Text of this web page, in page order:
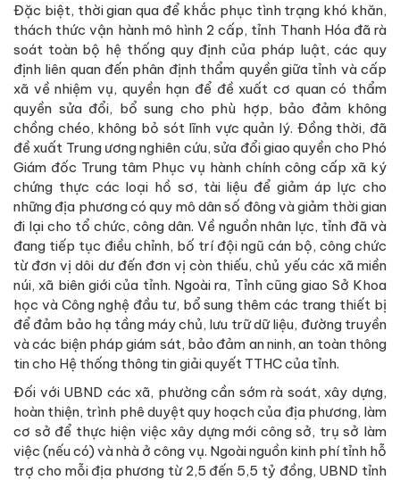
Đặc biệt, thời gian qua để khắc phục tình trạng khó khăn,
thách thức vận hành mô hình 2 cấp, tỉnh Thanh Hóa đã rà
soát toàn bộ hệ thống quy định của pháp luật, các quy
định liên quan đến phân định thẩm quyền giữa tỉnh và cấp
xã về nhiệm vụ, quyền hạn để đề xuất cơ quan có thẩm
quyền sửa đổi, bổ sung cho phù hợp, bảo đảm không
chồng chéo, không bỏ sót lĩnh vực quản lý. Đồng thời, đã
đề xuất Trung ương nghiên cứu, sửa đổi giao quyền cho Phó
Giám đốc Trung tâm Phục vụ hành chính công cấp xã ký
chứng thực các loại hồ sơ, tài liệu để giảm áp lực cho
những địa phương có quy mô dân số đông và giảm thời gian
đi lại cho tổ chức, công dân. Về nguồn nhân lực, tỉnh đã và
đang tiếp tục điều chỉnh, bố trí đội ngũ cán bộ, công chức
từ đơn vị dôi dư đến đơn vị còn thiếu, chủ yếu các xã miền
núi, xã biên giới của tỉnh. Ngoài ra, Tỉnh cũng giao Sở Khoa
học và Công nghệ đầu tư, bổ sung thêm các trang thiết bị
để đảm bảo hạ tầng máy chủ, lưu trữ dữ liệu, đường truyền
và các biện pháp giám sát, bảo đảm an ninh, an toàn thông
tin cho Hệ thống thông tin giải quyết TTHC của tỉnh.
Đối với UBND các xã, phường cần sớm rà soát, xây dựng,
hoàn thiện, trình phê duyệt quy hoạch của địa phương, làm
cơ sở để thực hiện việc xây dựng mới công sở, trụ sở làm
việc (nếu có) và nhà ở công vụ. Ngoài nguồn kinh phí tỉnh hỗ
trợ cho mỗi địa phương từ 2,5 đến 5,5 tỷ đồng, UBND tỉnh